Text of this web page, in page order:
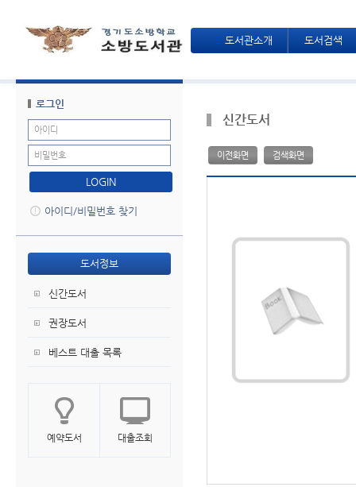
도서관소개 도서검색
로그인
LOGIN
아이디/비밀번호 찾기
도서정보
신간도서
권장도서
베스트 대출 목록
예약도서 대출조회
신간도서
이전화면 검색화면